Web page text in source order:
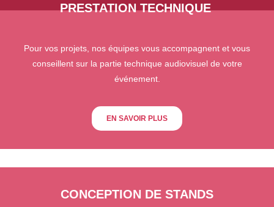
PRESTATION TECHNIQUE
Pour vos projets, nos équipes vous accompagnent et vous
conseillent sur la partie technique audiovisuel de votre
événement.
EN SAVOIR PLUS
CONCEPTION DE STANDS